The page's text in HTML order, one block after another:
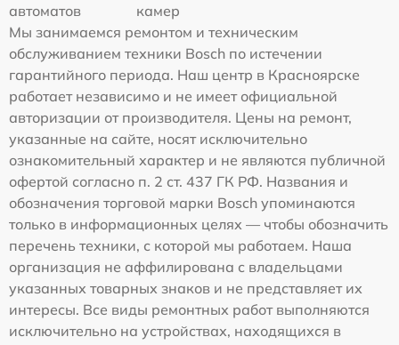
автоматов
камер
Мы занимаемся ремонтом и техническим
обслуживанием техники Bosch по истечении
гарантийного периода. Наш центр в Красноярске
работает независимо и не имеет официальной
авторизации от производителя. Цены на ремонт,
указанные на сайте, носят исключительно
ознакомительный характер и не являются публичной
офертой согласно п. 2 ст. 437 ГК РФ. Названия и
обозначения торговой марки Bosch упоминаются
только в информационных целях — чтобы обозначить
перечень техники, с которой мы работаем. Наша
организация не аффилирована с владельцами
указанных товарных знаков и не представляет их
интересы. Все виды ремонтных работ выполняются
исключительно на устройствах, находящихся в